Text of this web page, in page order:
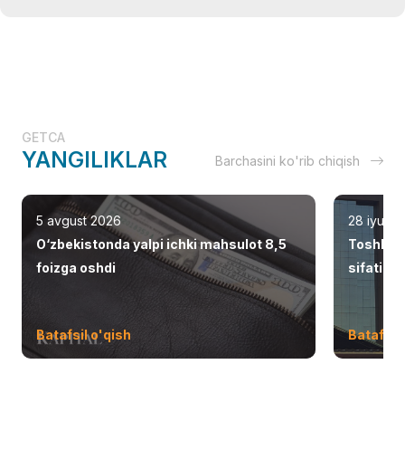
GETCA
YANGILIKLAR Barchasini ko'rib chiqish
5 avgust 2026
O‘zbekistonda yalpi ichki mahsulot 8,5
foizga oshdi
Batafsil o'qish
28 iyul
Batafsil